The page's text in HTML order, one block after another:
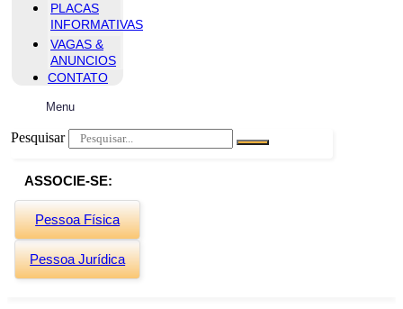
PLACAS
INFORMATIVAS
VAGAS &
ANUNCIOS
CONTATO
Menu
Pesquisar
ASSOCIE-SE:
Pessoa Física
Pessoa Jurídica